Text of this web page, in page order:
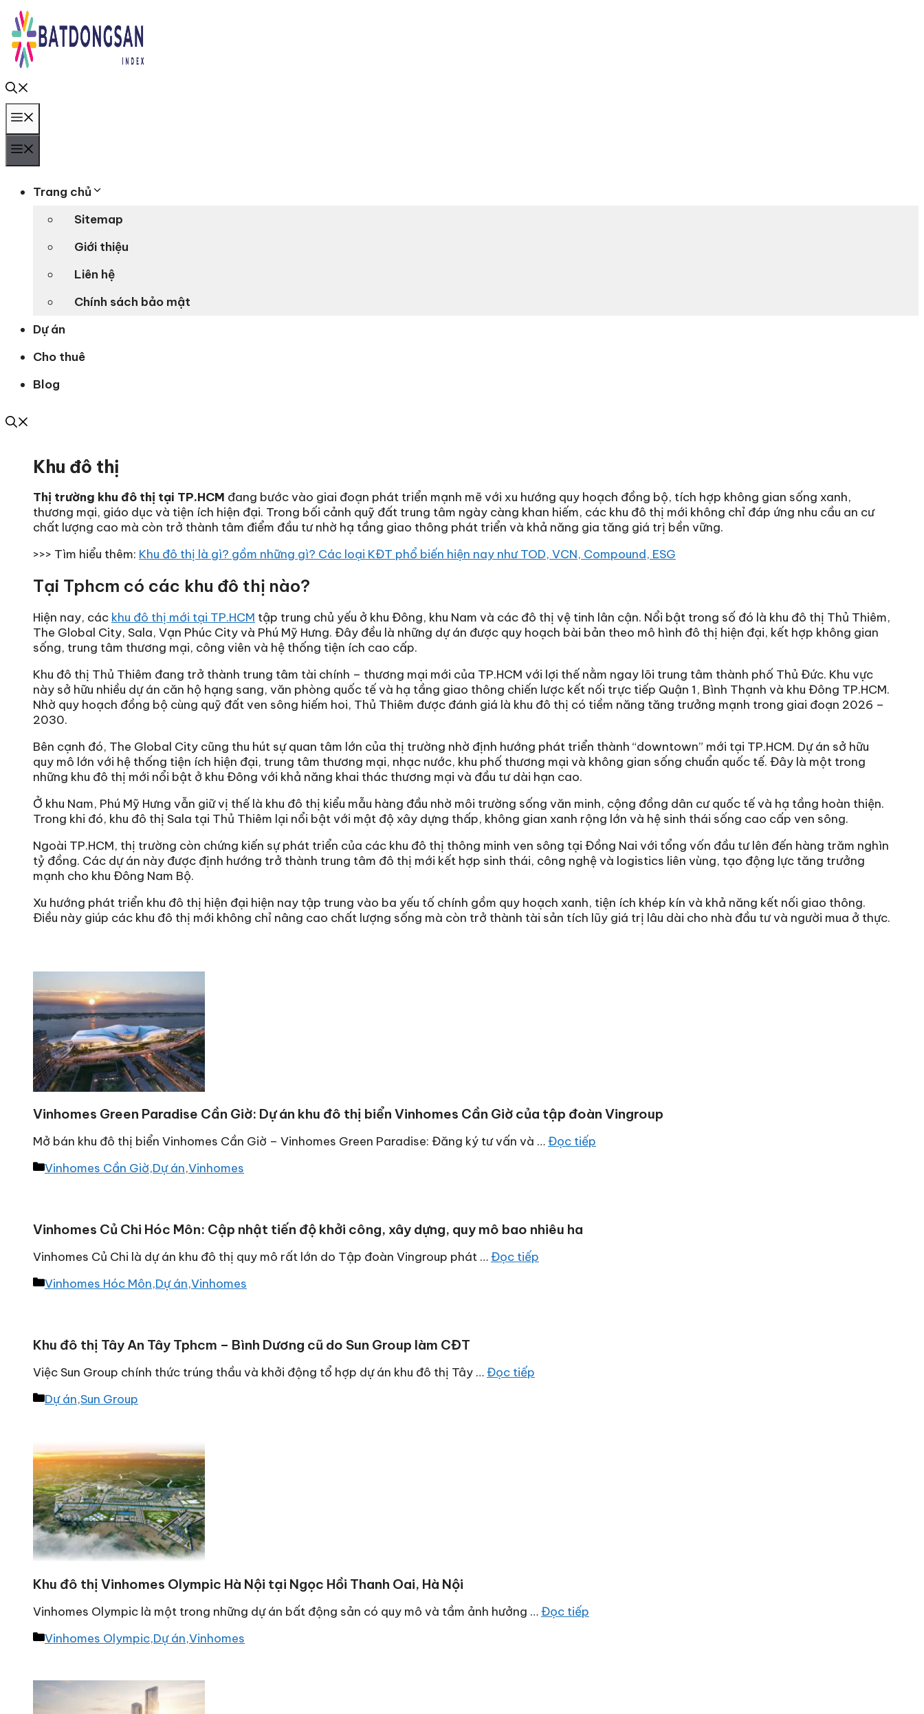
Chuyển
đến
nội
dung
Trang chủ
Sitemap
Giới thiệu
Liên hệ
Chính sách bảo mật
Dự án
Cho thuê
Blog
Khu đô thị
Thị trường khu đô thị tại TP.HCM đang bước vào giai đoạn phát triển mạnh mẽ với xu hướng quy hoạch đồng bộ, tích hợp không gian sống xanh,
thương mại, giáo dục và tiện ích hiện đại. Trong bối cảnh quỹ đất trung tâm ngày càng khan hiếm, các khu đô thị mới không chỉ đáp ứng nhu cầu an cư
chất lượng cao mà còn trở thành tâm điểm đầu tư nhờ hạ tầng giao thông phát triển và khả năng gia tăng giá trị bền vững.
>>> Tìm hiểu thêm: Khu đô thị là gì? gồm những gì? Các loại KĐT phổ biến hiện nay như TOD, VCN, Compound, ESG
Tại Tphcm có các khu đô thị nào?
Hiện nay, các khu đô thị mới tại TP.HCM tập trung chủ yếu ở khu Đông, khu Nam và các đô thị vệ tinh lân cận. Nổi bật trong số đó là khu đô thị Thủ Thiêm,
The Global City, Sala, Vạn Phúc City và Phú Mỹ Hưng. Đây đều là những dự án được quy hoạch bài bản theo mô hình đô thị hiện đại, kết hợp không gian
sống, trung tâm thương mại, công viên và hệ thống tiện ích cao cấp.
Khu đô thị Thủ Thiêm đang trở thành trung tâm tài chính – thương mại mới của TP.HCM với lợi thế nằm ngay lõi trung tâm thành phố Thủ Đức. Khu vực
này sở hữu nhiều dự án căn hộ hạng sang, văn phòng quốc tế và hạ tầng giao thông chiến lược kết nối trực tiếp Quận 1, Bình Thạnh và khu Đông TP.HCM.
Nhờ quy hoạch đồng bộ cùng quỹ đất ven sông hiếm hoi, Thủ Thiêm được đánh giá là khu đô thị có tiềm năng tăng trưởng mạnh trong giai đoạn 2026 –
2030.
Bên cạnh đó, The Global City cũng thu hút sự quan tâm lớn của thị trường nhờ định hướng phát triển thành “downtown” mới tại TP.HCM. Dự án sở hữu
quy mô lớn với hệ thống tiện ích hiện đại, trung tâm thương mại, nhạc nước, khu phố thương mại và không gian sống chuẩn quốc tế. Đây là một trong
những khu đô thị mới nổi bật ở khu Đông với khả năng khai thác thương mại và đầu tư dài hạn cao.
Ở khu Nam, Phú Mỹ Hưng vẫn giữ vị thế là khu đô thị kiểu mẫu hàng đầu nhờ môi trường sống văn minh, cộng đồng dân cư quốc tế và hạ tầng hoàn thiện.
Trong khi đó, khu đô thị Sala tại Thủ Thiêm lại nổi bật với mật độ xây dựng thấp, không gian xanh rộng lớn và hệ sinh thái sống cao cấp ven sông.
Ngoài TP.HCM, thị trường còn chứng kiến sự phát triển của các khu đô thị thông minh ven sông tại Đồng Nai với tổng vốn đầu tư lên đến hàng trăm nghìn
tỷ đồng. Các dự án này được định hướng trở thành trung tâm đô thị mới kết hợp sinh thái, công nghệ và logistics liên vùng, tạo động lực tăng trưởng
mạnh cho khu Đông Nam Bộ.
Xu hướng phát triển khu đô thị hiện đại hiện nay tập trung vào ba yếu tố chính gồm quy hoạch xanh, tiện ích khép kín và khả năng kết nối giao thông.
Điều này giúp các khu đô thị mới không chỉ nâng cao chất lượng sống mà còn trở thành tài sản tích lũy giá trị lâu dài cho nhà đầu tư và người mua ở thực.
Vinhomes Green Paradise Cần Giờ: Dự án khu đô thị biển Vinhomes Cần Giờ của tập đoàn Vingroup
Mở bán khu đô thị biển Vinhomes Cần Giờ – Vinhomes Green Paradise: Đăng ký tư vấn và …Đọc tiếp
Danh
Vinhomes Cần Giờ,Dự án,Vinhomes
Vinhomes Củ Chi Hóc Môn: Cập nhật tiến độ khởi công, xây dựng, quy mô bao nhiêu ha
Vinhomes Củ Chi là dự án khu đô thị quy mô rất lớn do Tập đoàn Vingroup phát …Đọc tiếp
Danh
Vinhomes Hóc Môn,Dự án,Vinhomes
Khu đô thị Tây An Tây Tphcm – Bình Dương cũ do Sun Group làm CĐT
Việc Sun Group chính thức trúng thầu và khởi động tổ hợp dự án khu đô thị Tây …Đọc tiếp
Danh
Dự án,Sun Group
Khu đô thị Vinhomes Olympic Hà Nội tại Ngọc Hồi Thanh Oai, Hà Nội
Vinhomes Olympic là một trong những dự án bất động sản có quy mô và tầm ảnh hưởng …Đọc tiếp
Danh
Vinhomes Olympic,Dự án,Vinhomes